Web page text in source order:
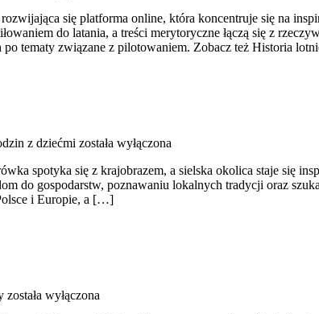
się platforma online, która koncentruje się na
do latania, a treści merytoryczne łączą się z
tematy związane z pilotowaniem. Zobacz też Historia
z dziećmi została wyłączona
spotyka się z krajobrazem, a sielska okolica staje się
do gospodarstw, poznawaniu lokalnych tradycji oraz
i Europie, a […]
została wyłączona